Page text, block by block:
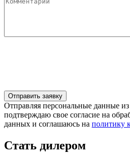
Отправляя персональные данные
подтверждаю свое согласие на
данных и соглашаюсь на политику
Стать дилером